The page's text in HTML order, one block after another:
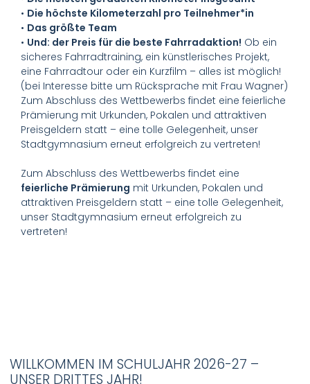
• Die höchste Kilometerzahl pro Teilnehmer*in
• Das größte Team
• Und: der Preis für die beste Fahrradaktion! Ob ein
sicheres Fahrradtraining, ein künstlerisches Projekt,
eine Fahrradtour oder ein Kurzfilm – alles ist möglich!
(bei Interesse bitte um Rücksprache mit Frau Wagner)
Zum Abschluss des Wettbewerbs findet eine feierliche
Prämierung mit Urkunden, Pokalen und attraktiven
Preisgeldern statt – eine tolle Gelegenheit, unser
Stadtgymnasium erneut erfolgreich zu vertreten!
Zum Abschluss des Wettbewerbs findet eine
feierliche Prämierung mit Urkunden, Pokalen und
attraktiven Preisgeldern statt – eine tolle Gelegenheit,
unser Stadtgymnasium erneut erfolgreich zu
vertreten!
WILLKOMMEN IM SCHULJAHR 2026-27 –
UNSER DRITTES JAHR!